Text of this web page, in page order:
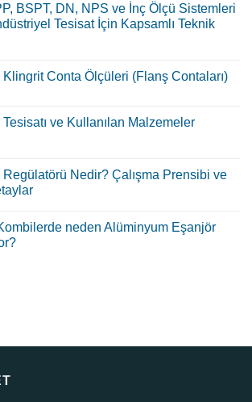
BSPT, DN, NPS ve İnç Ölçü Sistemleri
Tesisat İçin Kapsamlı Teknik
Conta Ölçüleri (Flanş Contaları)
ve Kullanılan Malzemeler
Regülatörü Nedir? Çalışma Prensibi ve
neden Alüminyum Eşanjör